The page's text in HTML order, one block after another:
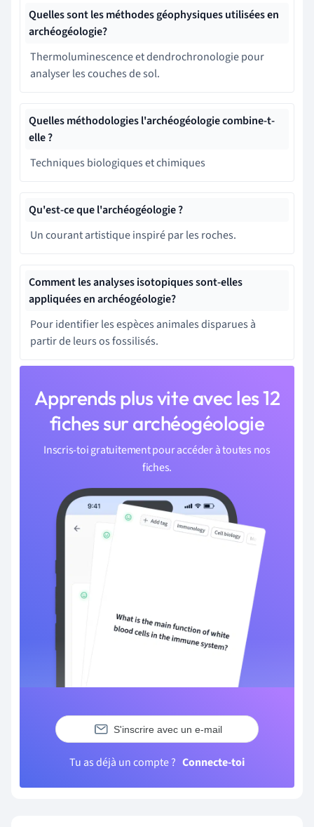
Quelles sont les méthodes géophysiques utilisées en
archéogéologie?
Thermoluminescence et dendrochronologie pour
analyser les couches de sol.
Quelles méthodologies l'archéogéologie combine-t-
elle ?
Techniques biologiques et chimiques
Qu'est-ce que l'archéogéologie ?
Un courant artistique inspiré par les roches.
Comment les analyses isotopiques sont-elles
appliquées en archéogéologie?
Pour identifier les espèces animales disparues à
partir de leurs os fossilisés.
Apprends plus vite avec les 12
fiches sur archéogéologie
Inscris-toi gratuitement pour accéder à toutes nos
fiches.
S'inscrire avec un e-mail
Tu as déjà un compte ? Connecte-toi